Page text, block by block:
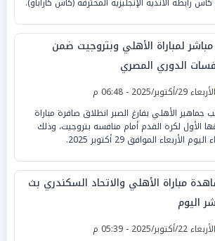
لمباراة الأهلي وبتروجيت ضمن
الدوري المصري
الأربعاء 29/أكتوبر/2025 - 06:48 م
جماهير الأهلي بفارغ الصبر انطلاق صافرة مباراة
الأول لكرة القدم أمام منافسه بتروجيت، وذلك
الأربعاء الموافق 29 أكتوبر 2025.
مباراة الأهلي والاتحاد السكندري بث
اليوم
الأربعاء 22/أكتوبر/2025 - 05:39 م